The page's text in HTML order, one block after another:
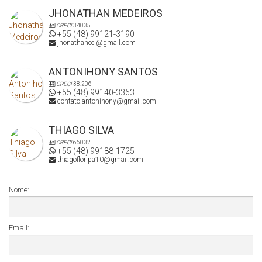
JHONATHAN MEDEIROS
CRECI34035
+55 (48) 99121-3190
jhonathaneel@gmail.com
ANTONIHONY SANTOS
CRECI38.206
+55 (48) 99140-3363
contato.antonihony@gmail.com
THIAGO SILVA
CRECI66032
+55 (48) 99188-1725
thiagofloripa10@gmail.com
Nome:
Email: